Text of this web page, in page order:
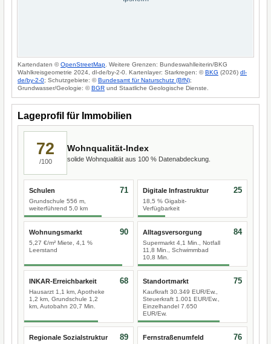
Kartendaten ©OpenStreetMap . Weitere Grenzen: Bundeswahlleiterin/BKG
Wahlkreisgeometrie 2024, dl-de/by-2-0. Kartenlayer: Starkregen: ©BKG (2026) dl-
de/by-2-0; Schutzgebiete: ©Bundesamt für Naturschutz (BfN);
Grundwasser/Geologie: ©BGR und Staatliche Geologische Dienste.
Lageprofil für Immobilien
72
/100
Wohnqualität-Index
solide Wohnqualität aus 100 % Datenabdeckung.
Schulen
Grundschule 556 m,
weiterführend 5,0 km
71 Digitale Infrastruktur
18,5 % Gigabit-
Verfügbarkeit
25
Wohnungsmarkt
5,27 €/m² Miete, 4,1 %
Leerstand
90 Alltagsversorgung
Supermarkt 4,1 Min., Notfall
11,8 Min., Schwimmbad
10,8 Min.
84
INKAR-Erreichbarkeit
Hausarzt 1,1 km, Apotheke
1,2 km, Grundschule 1,2
km, Autobahn 20,7 Min.
68 Standortmarkt
Kaufkraft 30.349 EUR/Ew.,
Steuerkraft 1.001 EUR/Ew.,
Einzelhandel 7.650
EUR/Ew.
75
Regionale Sozialstruktur 89 Fernstraßenumfeld 76